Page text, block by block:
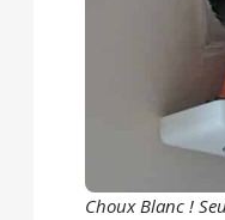
Choux Blanc !